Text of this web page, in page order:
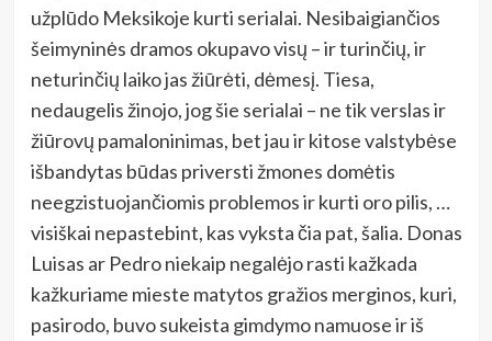
užplūdo Meksikoje kurti serialai. Nesibaigiančios
šeimyninės dramos okupavo visų – ir turinčių, ir
neturinčių laiko jas žiūrėti, dėmesį. Tiesa,
nedaugelis žinojo, jog šie serialai – ne tik verslas ir
žiūrovų pamaloninimas, bet jau ir kitose valstybėse
išbandytas būdas priversti žmones domėtis
neegzistuojančiomis problemos ir kurti oro pilis, …
visiškai nepastebint, kas vyksta čia pat, šalia. Donas
Luisas ar Pedro niekaip negalėjo rasti kažkada
kažkuriame mieste matytos gražios merginos, kuri,
pasirodo, buvo sukeista gimdymo namuose ir iš